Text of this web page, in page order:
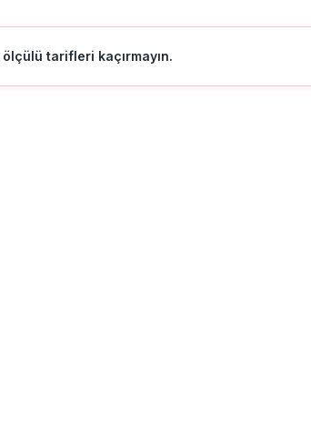
tarifleri kaçırmayın.